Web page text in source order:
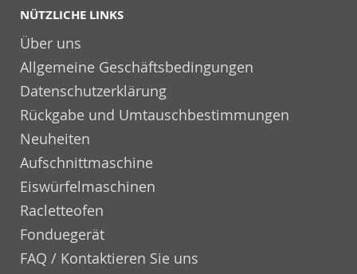
NÜTZLICHE LINKS
Über uns
Allgemeine Geschäftsbedingungen
Datenschutzerklärung
Rückgabe und Umtauschbestimmungen
Neuheiten
Aufschnittmaschine
Eiswürfelmaschinen
Racletteofen
Fonduegerät
FAQ / Kontaktieren Sie uns